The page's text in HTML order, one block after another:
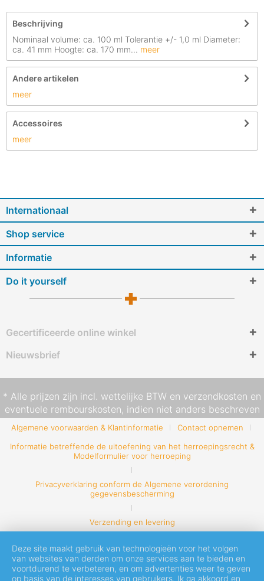
Beschrijving
Nominaal volume: ca. 100 ml Tolerantie +/- 1,0 ml Diameter:
ca. 41 mm Hoogte: ca. 170 mm... meer
Andere artikelen
meer
Accessoires
meer
Internationaal
Shop service
Informatie
Do it yourself
Gecertificeerde online winkel
Nieuwsbrief
* Alle prijzen zijn incl. wettelijke BTW en verzendkosten en
eventuele rembourskosten, indien niet anders beschreven
Algemene voorwaarden & Klantinformatie
Contact opnemen
Informatie betreffende de uitoefening van het herroepingsrecht &
Modelformulier voor herroeping
Privacyverklaring conform de Algemene verordening
gegevensbescherming
Verzending en levering
Deze site maakt gebruik van technologieën voor het volgen
van websites van derden om onze services aan te bieden en
voortdurend te verbeteren, en om advertenties weer te geven
op basis van de interesses van gebruikers. Ik ga akkoord en